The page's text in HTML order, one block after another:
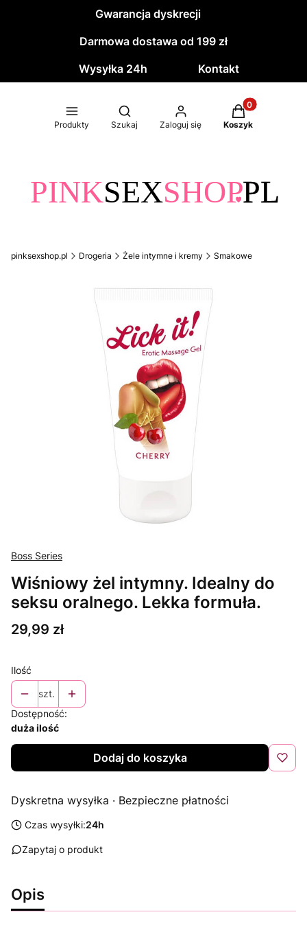
Gwarancja dyskrecji
Darmowa dostawa od 199 zł
Wysyłka 24h
Kontakt
Produkty
Otwórz wyszukiwarkę
Szukaj Zaloguj się
Produkty w
Koszyk
pinksexshop.pl Drogeria Żele intymne i kremy Smakowe
Boss Series
Wiśniowy żel intymny. Idealny do
seksu oralnego. Lekka formuła.
Cena
29,99 zł
Ilość
szt.
Dostępność:
duża ilość
Dodaj do koszyka
Dyskretna wysyłka · Bezpieczne płatności
Czas wysyłki:24h
Zapytaj o produkt
Opis